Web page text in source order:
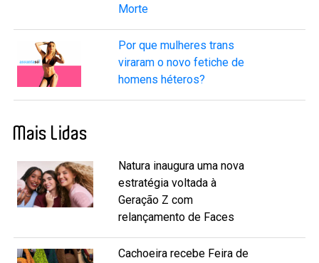
Morte
Por que mulheres trans
viraram o novo fetiche de
homens héteros?
Mais Lidas
Natura inaugura uma nova
estratégia voltada à
Geração Z com
relançamento de Faces
Cachoeira recebe Feira de